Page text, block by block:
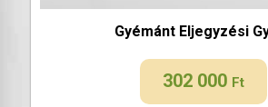
Gyémánt Eljegyzési
302 000 Ft